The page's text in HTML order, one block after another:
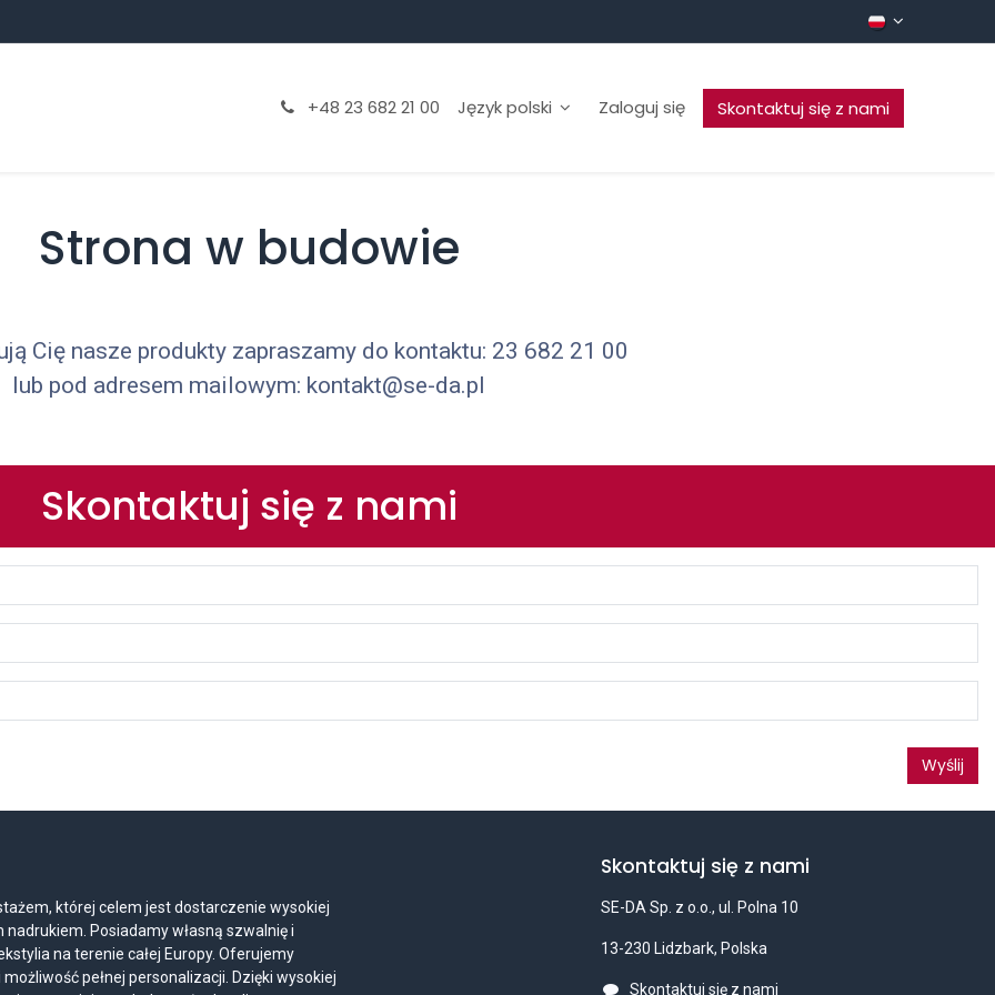
Technologie druku+48 23 682 21 00 Język polski Zaloguj się Skontaktuj się z nami
Strona w budowie
Cię nasze produkty zapraszamy do kontaktu: 23 682 21 00
lub pod adresem mailowym: kontakt@se-da.pl
Skontaktuj się z nami
Wyślij
której celem jest dostarczenie wysokiej
Posiadamy własną szwalnię i
na terenie całej Europy. Oferujemy
pełnej personalizacji. Dzięki wysokiej
Skontaktuj się z nami
SE-DA Sp. z o.o., ul. Polna 10
13-230 Lidzbark, Polska
Skontaktuj się z nami